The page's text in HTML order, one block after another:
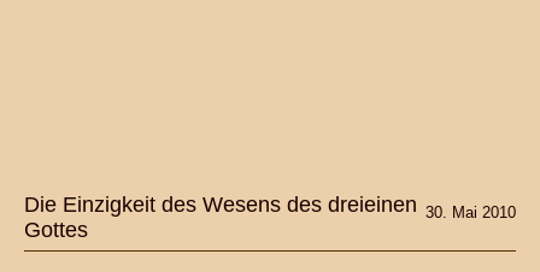
30. Mai 2010
Die Einzigkeit des Wesens des dreieinen
Gottes